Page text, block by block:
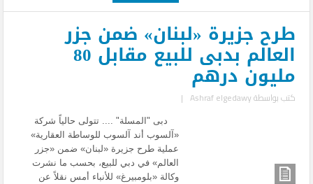
طرح جزيرة «لبنان» ضمن جزر
العالم بدبى للبيع مقابل 80
مليون درهم
كتب بواسطةAshraf elgedawy
|
دبى "المسلة" .... تتولى حالياً شركة
«آلسوب أند آلسوب للوساطة العقارية»
عملية طرح جزيرة «لبنان» ضمن «جزر
العالم» في دبي للبيع، بحسب ما نشرت
وكالة «بلومبيرغ» للأنباء أمس نقلاً عن